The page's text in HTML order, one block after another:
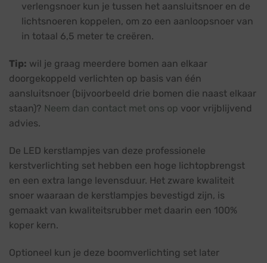
verlengsnoer kun je tussen het aansluitsnoer en de
lichtsnoeren koppelen, om zo een aanloopsnoer van
in totaal 6,5 meter te creëren.
Tip: wil je graag meerdere bomen aan elkaar
doorgekoppeld verlichten op basis van één
aansluitsnoer (bijvoorbeeld drie bomen die naast elkaar
staan)? Neem dan contact met ons op voor vrijblijvend
advies.
De LED kerstlampjes van deze professionele
kerstverlichting set hebben een hoge lichtopbrengst
en een extra lange levensduur. Het zware kwaliteit
snoer waaraan de kerstlampjes bevestigd zijn, is
gemaakt van kwaliteitsrubber met daarin een 100%
koper kern.
Optioneel kun je deze boomverlichting set later